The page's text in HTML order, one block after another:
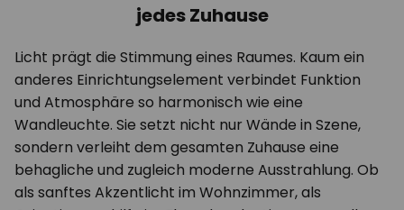
jedes Zuhause
Licht prägt die Stimmung eines Raumes. Kaum ein
anderes Einrichtungselement verbindet Funktion
und Atmosphäre so harmonisch wie eine
Wandleuchte. Sie setzt nicht nur Wände in Szene,
sondern verleiht dem gesamten Zuhause eine
behagliche und zugleich moderne Ausstrahlung. Ob
als sanftes Akzentlicht im Wohnzimmer, als